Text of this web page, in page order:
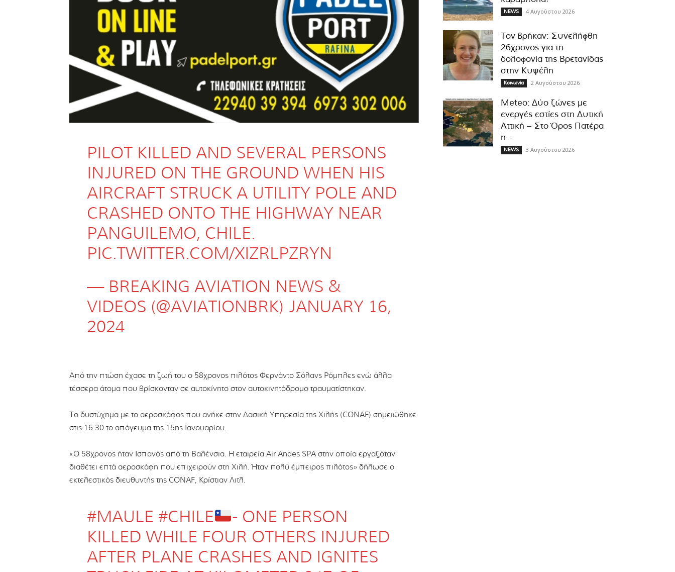
PILOT KILLED AND SEVERAL PERSONS
INJURED ON THE GROUND WHEN HIS
AIRCRAFT STRUCK A UTILITY POLE AND
CRASHED ONTO THE HIGHWAY NEAR
PANGUILEMO, CHILE.
PIC.TWITTER.COM/XIZRLPZRYN
— BREAKING AVIATION NEWS &
VIDEOS (@AVIATIONBRK) JANUARY 16,
2024
Από την πτώση έχασε τη ζωή του ο 58χρονος πιλότος Φερνάντο Σόλανς Ρόμπλες ενώ άλλα
τέσσερα άτομα που βρίσκονταν σε αυτοκίνητο στον αυτοκινητόδρομο τραυματίστηκαν.
Το δυστύχημα με το αεροσκάφος που ανήκε στην Δασική Υπηρεσία της Χιλής (CONAF) σημειώθηκε
στις 16:30 το απόγευμα της 15ης Ιανουαρίου.
«Ο 58χρονος ήταν Ισπανός από τη Βαλένσια. Η εταιρεία Air Andes SPA στην οποία εργαζόταν
διαθέτει επτά αεροσκάφη που επιχειρούν στη Χιλή. Ήταν πολύ έμπειρος πιλότος» δήλωσε ο
εκτελεστικός διευθυντής της CONAF, Κρίστιαν Λιτλ.
#MAULE #CHILE
- ONE PERSON
KILLED WHILE FOUR OTHERS INJURED
AFTER PLANE CRASHES AND IGNITES
NEWS 4 Αυγούστου 2026
Τον βρήκαν: Συνελήφθη
26χρονος για τη
δολοφονία της Βρετανίδας
στην Κυψέλη
Κοινωνία 2 Αυγούστου 2026
Meteo: Δύο ζώνες με
ενεργές εστίες στη Δυτική
Αττική – Στο Όρος Πατέρα
η...
NEWS 3 Αυγούστου 2026